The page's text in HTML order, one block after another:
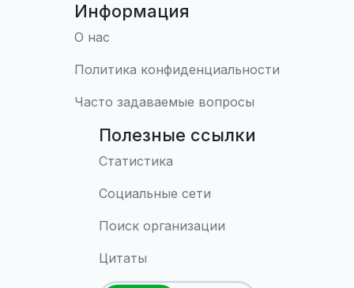
Информация
О нас
Политика конфиденциальности
Часто задаваемые вопросы
Полезные ссылки
Статистика
Социальные сети
Поиск организации
Цитаты